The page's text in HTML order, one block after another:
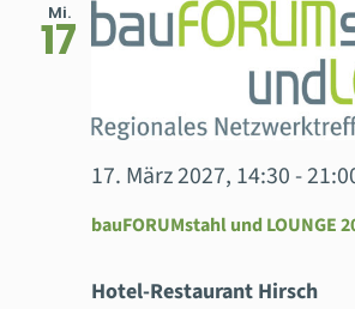
Mi.
17
bauFORUMstahl und LOUNGE
17. März 2027, 14:30 -
Hotel-Restaurant Hirsch